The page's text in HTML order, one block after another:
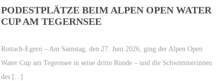
PODESTPLÄTZE BEIM ALPEN OPEN WATER
CUP AM TEGERNSEE
Rottach-Egern – Am Samstag, den 27. Juni 2026, ging der Alpen Open
Water Cup am Tegernsee in seine dritte Runde – und die Schwimmerinnen
des [...]